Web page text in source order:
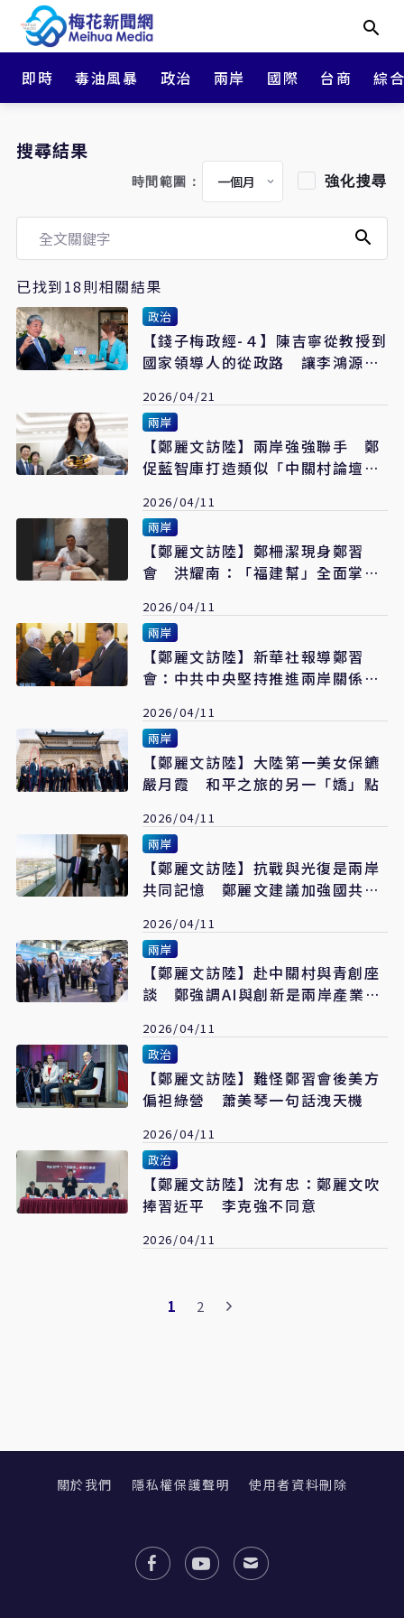
即時 毒油風暴 政治 兩岸 國際 台商 綜
搜尋結果
時間範圍： 強化搜尋
已找到18則相關結果
政治
【錢子梅政經-４】陳吉寧從教授到
國家領導人的從政路 讓李鴻源更
2026/04/21
兩岸
【鄭麗文訪陸】兩岸強強聯手 鄭
促藍智庫打造類似「中關村論壇」
2026/04/11
兩岸
【鄭麗文訪陸】鄭柵潔現身鄭習
會 洪耀南：「福建幫」全面掌控
2026/04/11
兩岸
【鄭麗文訪陸】新華社報導鄭習
會：中共中央堅持推進兩岸關係和
2026/04/11
兩岸
【鄭麗文訪陸】大陸第一美女保鑣
嚴月霞 和平之旅的另一「嬌」點
2026/04/11
兩岸
【鄭麗文訪陸】抗戰與光復是兩岸
共同記憶 鄭麗文建議加強國共兩
2026/04/11
兩岸
【鄭麗文訪陸】赴中關村與青創座
談 鄭強調AI與創新是兩岸產業升
2026/04/11
政治
【鄭麗文訪陸】難怪鄭習會後美方
偏袒綠營 蕭美琴一句話洩天機
2026/04/11
政治
【鄭麗文訪陸】沈有忠：鄭麗文吹
捧習近平 李克強不同意
2026/04/11
1 2
關於我們 隱私權保護聲明 使用者資料刪除